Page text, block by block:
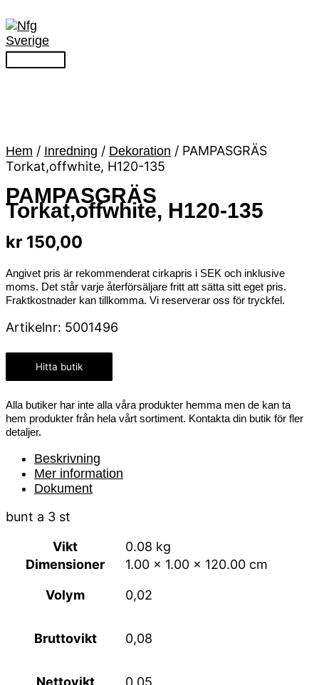
Hem / Inredning / Dekoration / PAMPASGRÄS
Torkat,offwhite, H120-135
PAMPASGRÄS
Torkat,offwhite, H120-135
kr 150,00
Angivet pris är rekommenderat cirkapris i SEK och inklusive
moms. Det står varje återförsäljare fritt att sätta sitt eget pris.
Fraktkostnader kan tillkomma. Vi reserverar oss för tryckfel.
Artikelnr: 5001496
Hitta butik
Alla butiker har inte alla våra produkter hemma men de kan ta
hem produkter från hela vårt sortiment. Kontakta din butik för fler
detaljer.
Beskrivning
Mer information
Dokument
bunt a 3 st
Vikt
0.08 kg
Dimensioner
1.00 × 1.00 × 120.00 cm
Volym 0,02
Bruttovikt 0,08
Nettovikt 0,05